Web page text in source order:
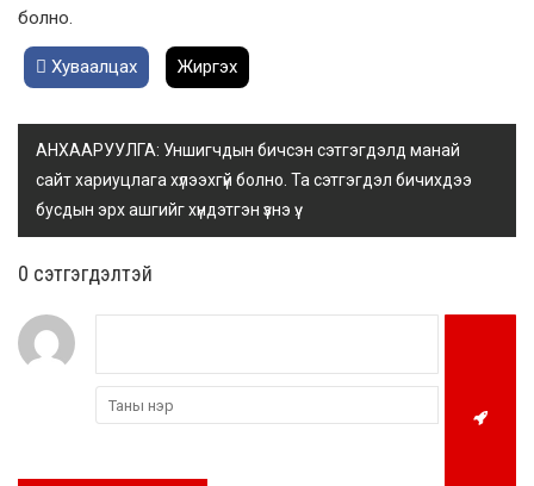
болно.
Хуваалцах Жиргэх
АНХААРУУЛГА: Уншигчдын бичсэн сэтгэгдэлд манай
сайт хариуцлага хүлээхгүй болно. Та сэтгэгдэл бичихдээ
бусдын эрх ашгийг хүндэтгэн үзнэ үү.
0 cэтгэгдэлтэй